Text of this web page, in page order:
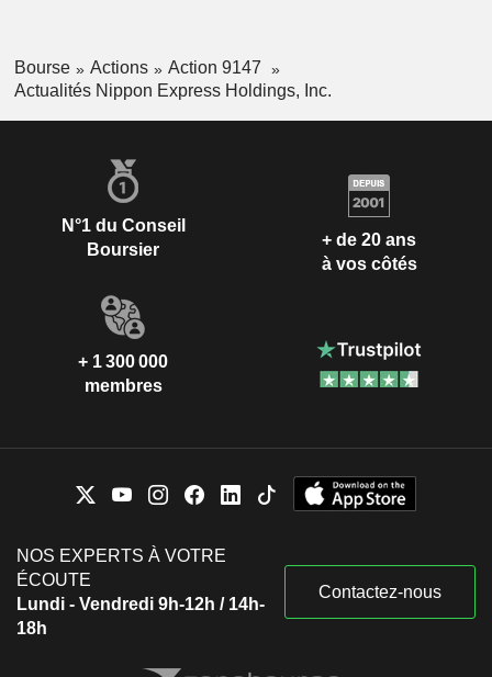
Bourse Actions
Action 9147
Actualités Nippon Express Holdings, Inc.
N°1 du Conseil
Boursier
+ de 20 ans
à vos côtés
+ 1 300 000
membres
NOS EXPERTS À VOTRE
ÉCOUTE
Lundi - Vendredi 9h-12h / 14h-
18h
Contactez-nous